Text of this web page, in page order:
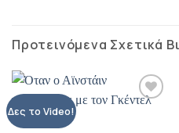
Προτεινόμενα Σχετικά
Δες το Video!